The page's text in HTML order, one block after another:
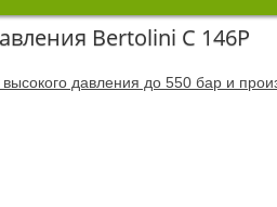
Bertolini С 146Р
давления до 550 бар и